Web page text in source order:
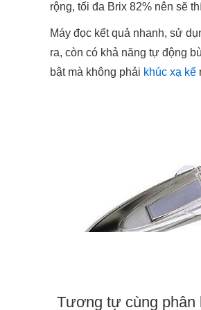
rộng, tối đa Brix 82% nên sẽ
Máy đọc kết quả nhanh, sử
ra, còn có khả năng tự động
bật mà không phải khúc xạ kế
Tương tự cùng phân